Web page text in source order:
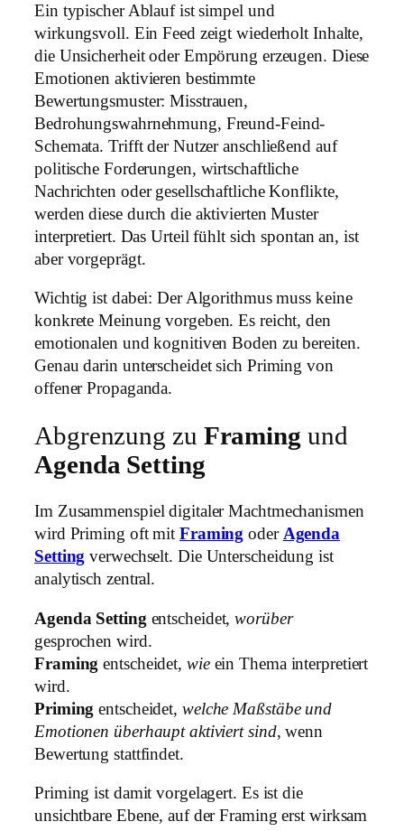
Ein typischer Ablauf ist simpel und
wirkungsvoll. Ein Feed zeigt wiederholt Inhalte,
die Unsicherheit oder Empörung erzeugen. Diese
Emotionen aktivieren bestimmte
Bewertungsmuster: Misstrauen,
Bedrohungswahrnehmung, Freund-Feind-
Schemata. Trifft der Nutzer anschließend auf
politische Forderungen, wirtschaftliche
Nachrichten oder gesellschaftliche Konflikte,
werden diese durch die aktivierten Muster
interpretiert. Das Urteil fühlt sich spontan an, ist
aber vorgeprägt.
Wichtig ist dabei: Der Algorithmus muss keine
konkrete Meinung vorgeben. Es reicht, den
emotionalen und kognitiven Boden zu bereiten.
Genau darin unterscheidet sich Priming von
offener Propaganda.
Abgrenzung zu Framing und
Agenda Setting
Im Zusammenspiel digitaler Machtmechanismen
wird Priming oft mit Framing oder Agenda
Setting verwechselt. Die Unterscheidung ist
analytisch zentral.
Agenda Setting entscheidet,worüber
gesprochen wird.
Framing entscheidet, wieein Thema interpretiert
wird.
Priming entscheidet, welche Maßstäbe und
Emotionen überhaupt aktiviert sind, wenn
Bewertung stattfindet.
Priming ist damit vorgelagert. Es ist die
unsichtbare Ebene, auf der Framing erst wirksam